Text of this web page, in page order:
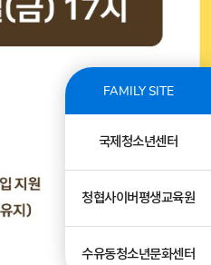
FAMILY SITE
국제청소년센터
청협사이버평생교육원
수유동청소년문화센터